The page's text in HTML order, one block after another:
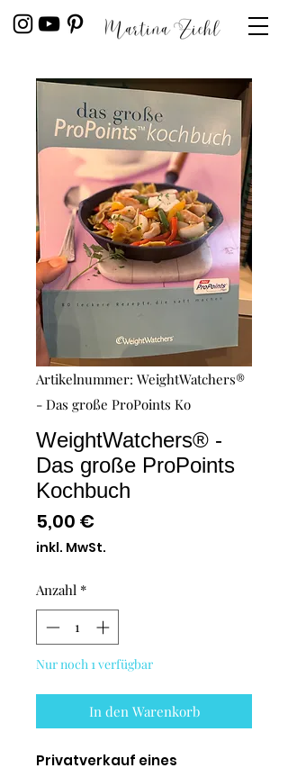
Artikelnummer: WeightWatchers®
- Das große ProPoints Ko
WeightWatchers® -
Das große ProPoints
Kochbuch
5,00 €Preis
inkl. MwSt.
Anzahl *
Nur noch 1 verfügbar
In den Warenkorb
Privatverkauf eines